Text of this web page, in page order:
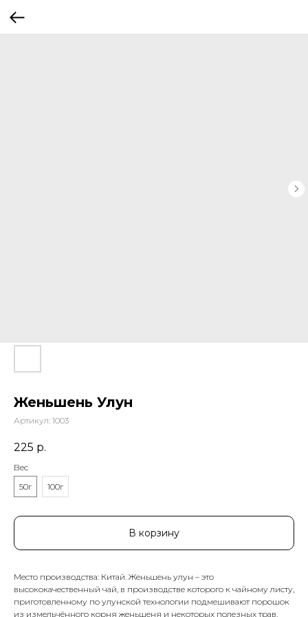
Женьшень Улун
Артикул: 1003
225 р.
Вес
50г
100г
В корзину
Место производства: Китай. Женьшень улун – это
высококачественный чай, в производстве которого к чайному листу,
приготовленному по улунской технологии подмешивают порошок
из измельчённого корня женьшеня и некоторых полезных трав.